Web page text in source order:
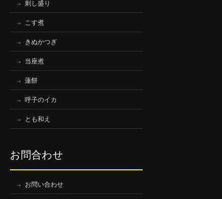
刺し盛り
こす煮
きぬかつぎ
当座煮
蓮餅
呼子のイカ
とも和え
お問合わせ
お問い合わせ